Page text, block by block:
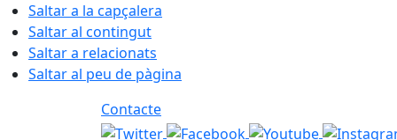
Saltar a la capçalera
Saltar al contingut
Saltar a relacionats
Saltar al peu de pàgina
Contacte